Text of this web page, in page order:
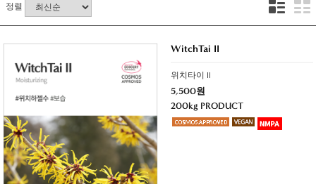
정렬
WitchTai II
위치타이 II
5,500원
200kg PRODUCT